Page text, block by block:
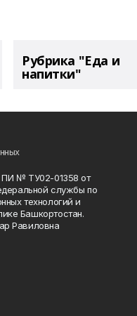
Рубрика "Еда и
напитки"
ПИ № ТУ02-01358 от
службы по
технологий и
Башкортостан.
Равиловна